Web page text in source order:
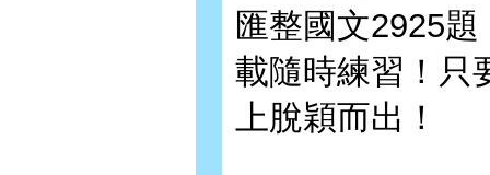
匯整國文2925
載隨時練習！只
上脫穎而出！